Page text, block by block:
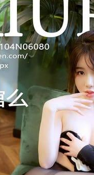
[爱尤物]2023
秀人网 – 2020.09.17